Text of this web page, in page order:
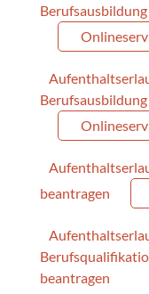
beantragen
beantragen